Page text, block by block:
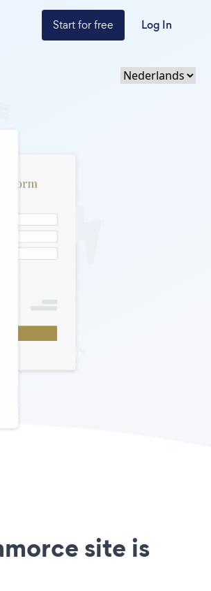
Start for free Log In
site is